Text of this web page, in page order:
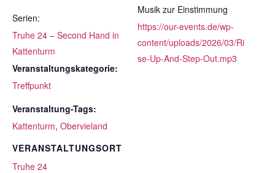
Serien:
Truhe 24 – Second Hand in
Kattenturm
Veranstaltungskategorie:
Treffpunkt
Veranstaltung-Tags:
Kattenturm, Obervieland
VERANSTALTUNGSORT
Truhe 24
Musik zur Einstimmung
https://our-events.de/wp-
content/uploads/2026/03/Ri
se-Up-And-Step-Out.mp3